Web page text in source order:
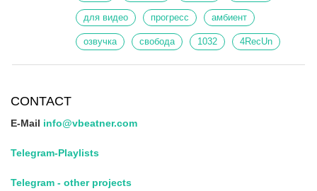
для видео прогресс амбиент
озвучка свобода 1032 4RecUn
CONTACT
E-Mail info@vbeatner.com
Telegram-Playlists
Telegram - other projects